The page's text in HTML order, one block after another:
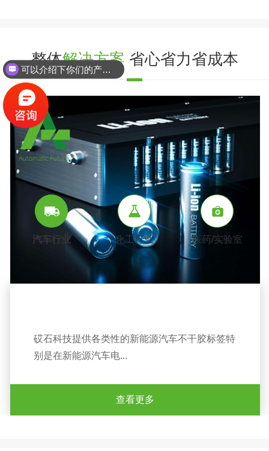
整体解决方案 省心省力省成本
汽车行业 化工行业 医药/实验室
砹石科技提供各类性的新能源汽车不干胶标签特
别是在新能源汽车电...
查看更多